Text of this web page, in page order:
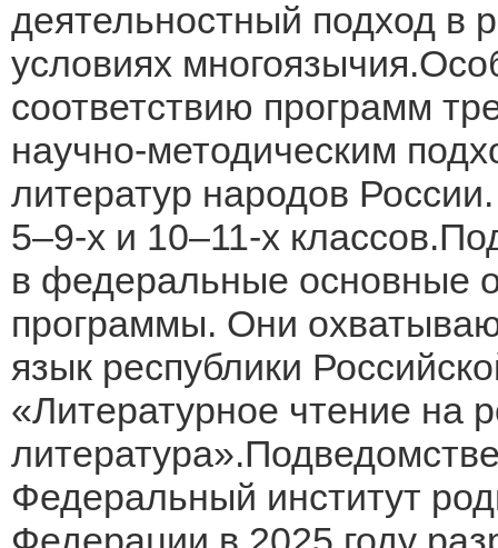
деятельностный подход в
условиях
соответствию программ
научно-методическим
литератур народов
5–9-х и 10–11-х
в федеральные основные
программы. Они
язык республики
«Литературное чтение на
Федеральный институт